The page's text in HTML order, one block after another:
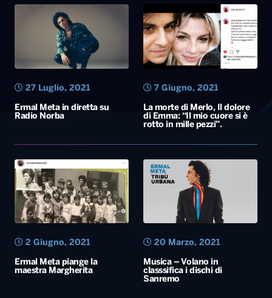
Ermal Meta in diretta su
Radio Norba
27 Luglio, 2021
La morte di Merlo, Il dolore
di Emma: “Il mio cuore si è
rotto in mille pezzi”.
7 Giugno, 2021
Ermal Meta piange la
maestra Margherita
2 Giugno, 2021
Musica – Volano in
classsifica i dischi di
Sanremo
20 Marzo, 2021